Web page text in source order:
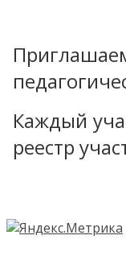
Каждый
реестр